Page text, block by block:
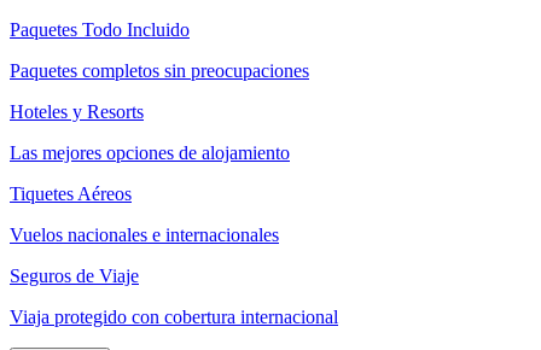
Paquetes Todo Incluido
Paquetes completos sin preocupaciones
Hoteles y Resorts
Las mejores opciones de alojamiento
Tiquetes Aéreos
Vuelos nacionales e internacionales
Seguros de Viaje
Viaja protegido con cobertura internacional